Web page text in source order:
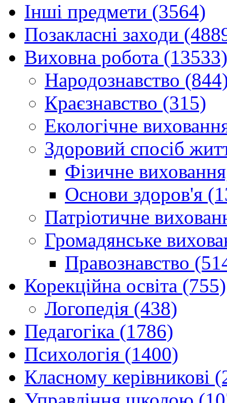
Інші предмети (3564)
Позакласні заходи
Виховна робота (13533)
Народознавство
Краєзнавство (315)
Екологічне
Здоровий спосіб
Фізичне
Основи здоров'я
Патріотичне
Громадянське
Правознавство
Корекційна освіта (755)
Логопедія (438)
Педагогіка (1786)
Психологія (1400)
Класному керівникові